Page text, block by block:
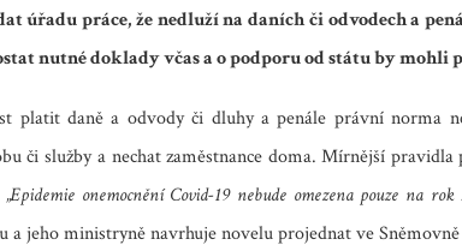
úřadu práce, že nedluží na daních či odvodech a
nutné doklady včas a o podporu od státu by mohli
platit daně a odvody či dluhy a penále právní norma
či služby a nechat zaměstnance doma. Mírnější pravidla
„Epidemie onemocnění Covid-19 nebude omezena pouze na
jeho ministryně navrhuje novelu projednat ve Sněmovně